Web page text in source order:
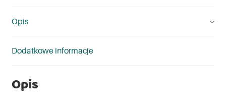
Opis
Dodatkowe informacje
Opis